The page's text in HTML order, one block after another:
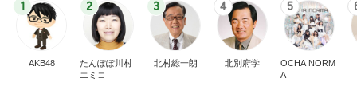
1
AKB48
2
たんぽぽ川村
エミコ
3
北村総一朗
4
北別府学
5
OCHA NORM
A